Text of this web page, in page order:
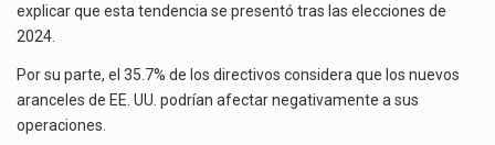
explicar que esta tendencia se presentó tras las elecciones de
2024.
Por su parte, el 35.7% de los directivos considera que los nuevos
aranceles de EE. UU. podrían afectar negativamente a sus
operaciones.